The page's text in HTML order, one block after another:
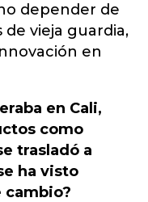
depender de
vieja guardia,
en
en Cali,
como
trasladó a
ha visto
cambio?